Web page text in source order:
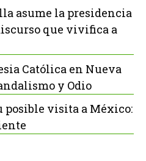
asume la presidencia
que vivifica a
Católica en Nueva
y Odio
posible visita a México: